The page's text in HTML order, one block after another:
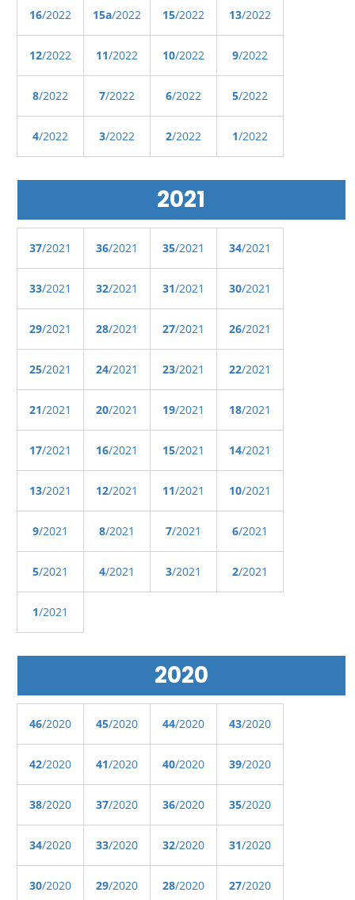
16/2022 15a/2022 15/2022 13/2022
12/2022 11/2022 10/2022 9/2022
8/2022 7/2022 6/2022 5/2022
4/2022 3/2022 2/2022 1/2022
2021
37/2021 36/2021 35/2021 34/2021
33/2021 32/2021 31/2021 30/2021
29/2021 28/2021 27/2021 26/2021
25/2021 24/2021 23/2021 22/2021
21/2021 20/2021 19/2021 18/2021
17/2021 16/2021 15/2021 14/2021
13/2021 12/2021 11/2021 10/2021
9/2021 8/2021 7/2021 6/2021
5/2021 4/2021 3/2021 2/2021
1/2021
2020
46/2020 45/2020 44/2020 43/2020
42/2020 41/2020 40/2020 39/2020
38/2020 37/2020 36/2020 35/2020
34/2020 33/2020 32/2020 31/2020
30/2020 29/2020 28/2020 27/2020